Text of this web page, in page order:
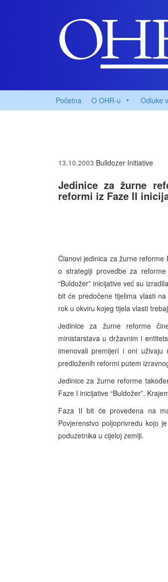
Početna O OHR-u Odluke
13.10.2003 Bulldozer Initiative
Jedinice za žurne
reformi iz Faze II
Članovi jedinica za žurne
o strategiji provedbe za
“Buldožer” inicijative već su
bit će predočene tijelima vlasti
rok u okviru kojeg tijela vlasti
Jedinice za žurne reforme
ministarstava u državnim i
imenovali premijeri i oni
predloženih reformi putem
Jedinice za žurne reforme
Faze I inicijative “Buldožer”.
Faza II bit će provedena na
Povjerenstvo poljoprivredu kojo
poduzetnika u cijeloj zemlji.